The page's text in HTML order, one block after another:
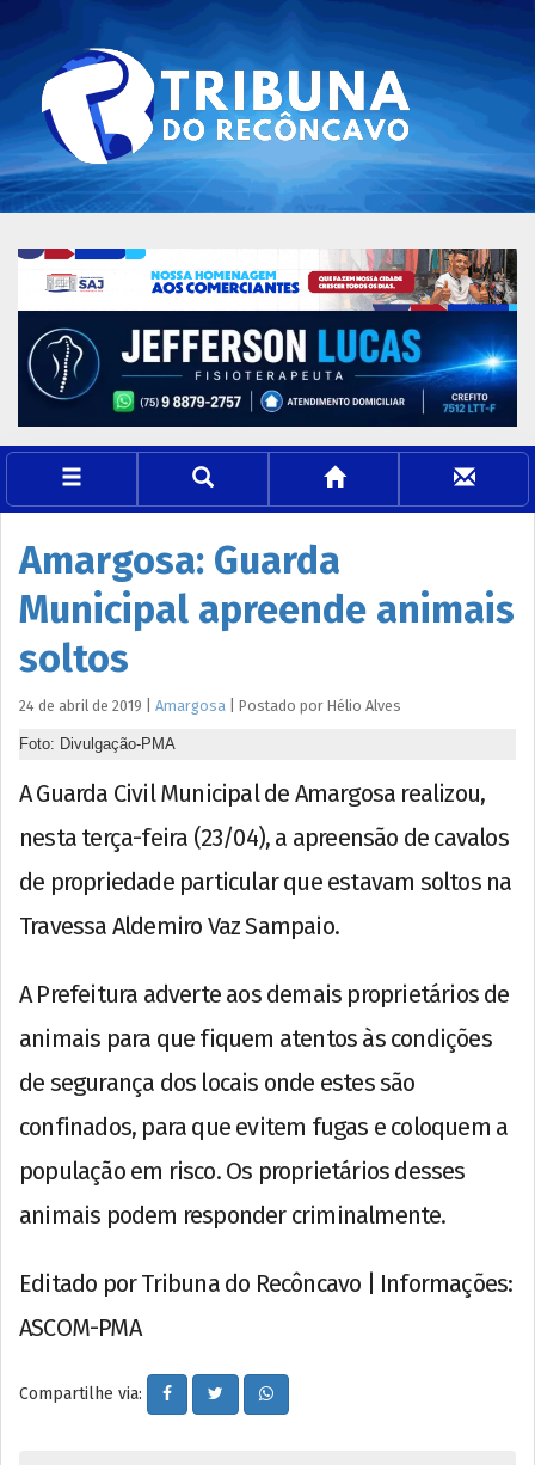
Amargosa: Guarda
Municipal apreende animais
soltos
24 de abril de 2019 Amargosa Postado por Hélio Alves
Foto: Divulgação-PMA
A Guarda Civil Municipal de Amargosa realizou,
nesta terça-feira (23/04), a apreensão de cavalos
de propriedade particular que estavam soltos na
Travessa Aldemiro Vaz Sampaio.
A Prefeitura adverte aos demais proprietários de
animais para que fiquem atentos às condições
de segurança dos locais onde estes são
confinados, para que evitem fugas e coloquem a
população em risco. Os proprietários desses
animais podem responder criminalmente.
Editado por Tribuna do Recôncavo | Informações:
ASCOM-PMA
Compartilhe via: